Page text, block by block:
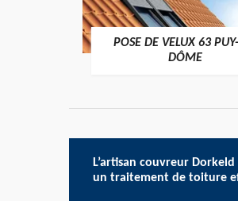
POSE DE VELUX 63
DÔME
L’artisan couvreur
un traitement de toiture